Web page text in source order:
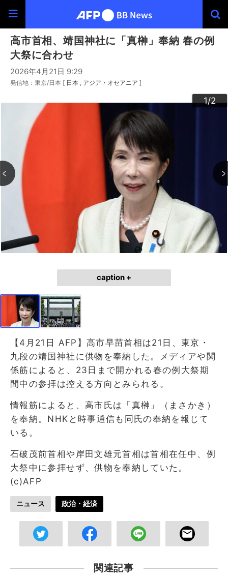
高市首相、靖国神社に「真榊」奉納 春の例
大祭に合わせ
2026年4月21日 9:29
発信地：東京/日本 [ 日本 アジア・オセアニア ]
1/2
2/2
caption +
【4月21日 AFP】高市早苗首相は21日、東京・
九段の靖国神社に供物を奉納した。メディアや関
係筋によると、23日まで開かれる春の例大祭期
間中の参拝は控える方向とみられる。
情報筋によると、高市氏は「真榊」（まさかき）
を奉納。NHKと時事通信も同氏の奉納を報じて
いる。
石破茂前首相や岸田文雄元首相は首相在任中、例
大祭中に参拝せず、供物を奉納していた。
(c)AFP
ニュース 政治・経済
関連記事